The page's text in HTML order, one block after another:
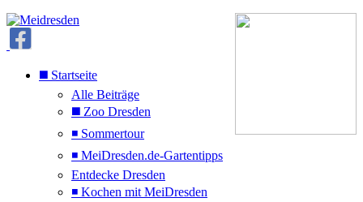
◼️ Startseite
Alle Beiträge
◼️ Zoo Dresden
◾ Sommertour
◾ MeiDresden.de-Gartentipps
Entdecke Dresden
◾ Kochen mit MeiDresden